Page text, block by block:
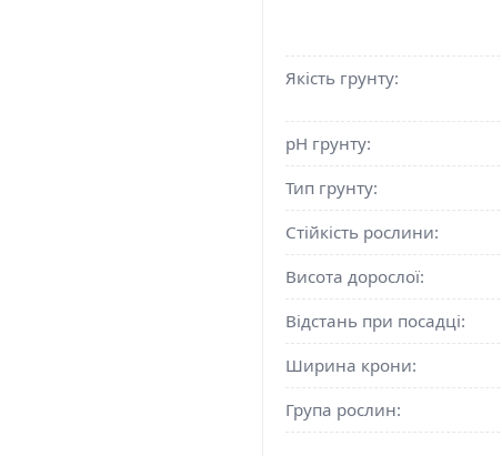
Якість грунту:
pH грунту:
Тип грунту:
Стійкість рослини:
Висота дорослої:
Відстань при посадці:
Ширина крони:
Група рослин: